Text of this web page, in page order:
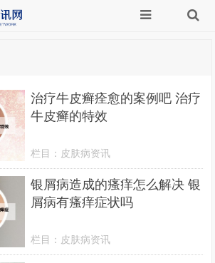
治疗牛皮癣痊愈的案例吧 治疗
牛皮癣的特效
栏目： 皮肤病资讯
银屑病造成的瘙痒怎么解决 银
屑病有瘙痒症状吗
栏目： 皮肤病资讯